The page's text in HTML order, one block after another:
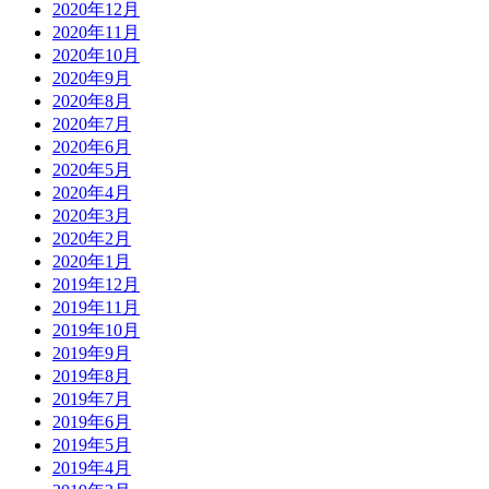
2020年12月
2020年11月
2020年10月
2020年9月
2020年8月
2020年7月
2020年6月
2020年5月
2020年4月
2020年3月
2020年2月
2020年1月
2019年12月
2019年11月
2019年10月
2019年9月
2019年8月
2019年7月
2019年6月
2019年5月
2019年4月